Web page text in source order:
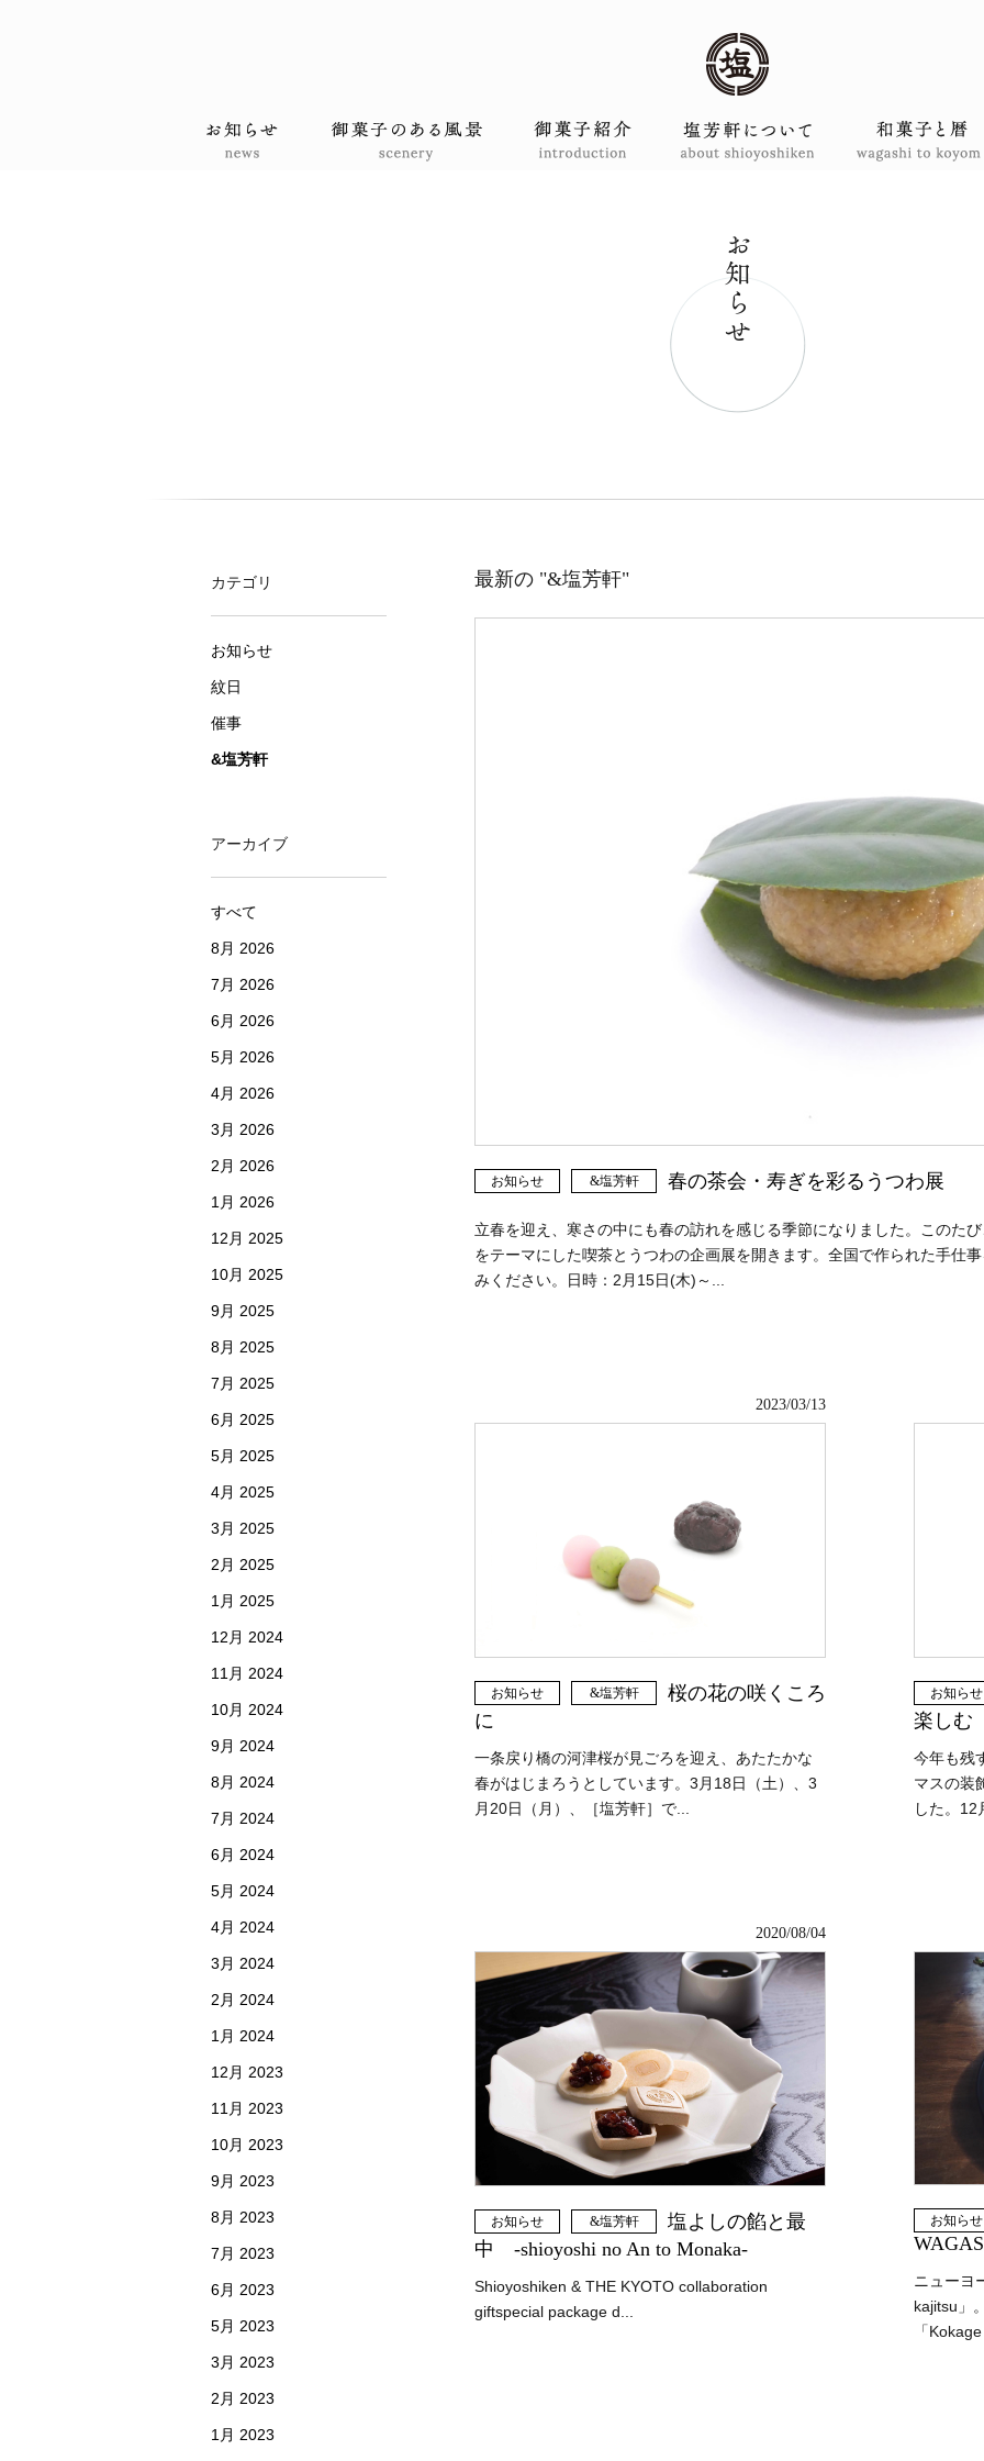
最新の "&塩芳軒"
お知らせ &塩芳軒 春の茶会・寿ぎを彩るうつわ展
立春を迎え、寒さの中にも春の訪れを感じる季節になりました。このた
をテーマにした喫茶とうつわの企画展を開きます。全国で作られた手仕
みください。日時：2月15日(木)～...
2023/03/13
お知らせ &塩芳軒
桜の花の咲くころ
に
一条戻り橋の河津桜が見ごろを迎え、あたたかな
春がはじまろうとしています。3月18日（土）、3
月20日（月）、［塩芳軒］で...
お知らせ
楽しむ
今年も残
マスの装
した。12
2020/08/04
お知らせ &塩芳軒
塩よしの餡と最
中 -shioyoshi no An to Monaka-
Shioyoshiken & THE KYOTO collaboration
giftspecial package d...
お知らせ
ニューヨ
kajitsu」
「
カテゴリ
お知らせ
紋日
催事
&塩芳軒
アーカイブ
すべて
8月 2026
7月 2026
6月 2026
5月 2026
4月 2026
3月 2026
2月 2026
1月 2026
12月 2025
10月 2025
9月 2025
8月 2025
7月 2025
6月 2025
5月 2025
4月 2025
3月 2025
2月 2025
1月 2025
12月 2024
11月 2024
10月 2024
9月 2024
8月 2024
7月 2024
6月 2024
5月 2024
4月 2024
3月 2024
2月 2024
1月 2024
12月 2023
11月 2023
10月 2023
9月 2023
8月 2023
7月 2023
6月 2023
5月 2023
3月 2023
2月 2023
1月 2023